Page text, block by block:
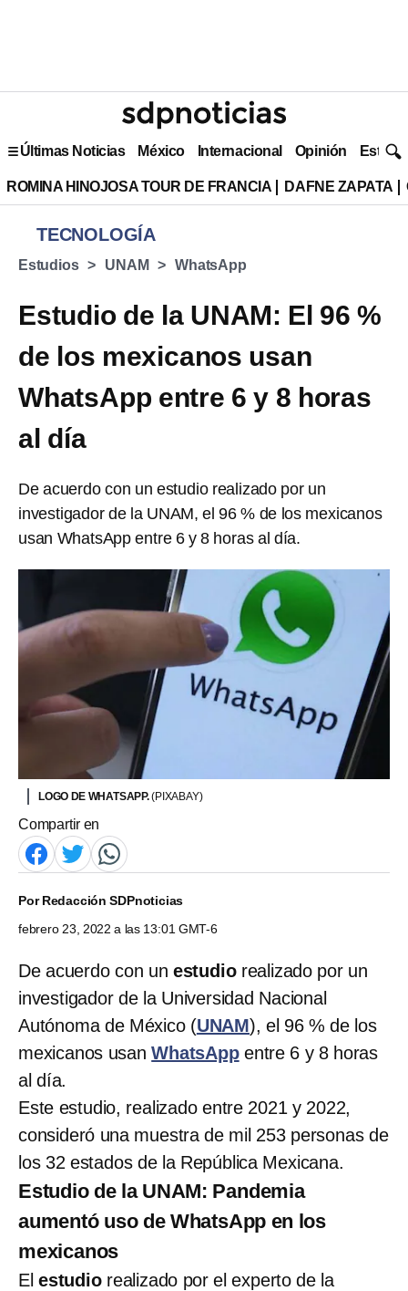
Últimas Noticias México Internacional Opinión Estilo
ROMINA HINOJOSA TOUR DE FRANCIA DAFNE ZAPATA
TECNOLOGÍA
Estudios UNAM WhatsApp
Estudio de la UNAM: El 96 %
de los mexicanos usan
WhatsApp entre 6 y 8 horas
al día
De acuerdo con un estudio realizado por un
investigador de la UNAM, el 96 % de los mexicanos
usan WhatsApp entre 6 y 8 horas al día.
LOGO DE WHATSAPP.(PIXABAY)
Compartir en
PorRedacción SDPnoticias
febrero 23, 2022 a las 13:01 GMT-6
De acuerdo con un estudiorealizado por un
investigador de la Universidad Nacional
Autónoma de México (UNAM), el 96 % de los
mexicanos usanWhatsAppentre 6 y 8 horas
al día.
Este estudio, realizado entre 2021 y 2022,
consideró una muestra de mil 253 personas de
los 32 estados de la República Mexicana.
Estudio de la UNAM: Pandemia
aumentó uso de WhatsApp en los
mexicanos
El estudiorealizado por el experto de la